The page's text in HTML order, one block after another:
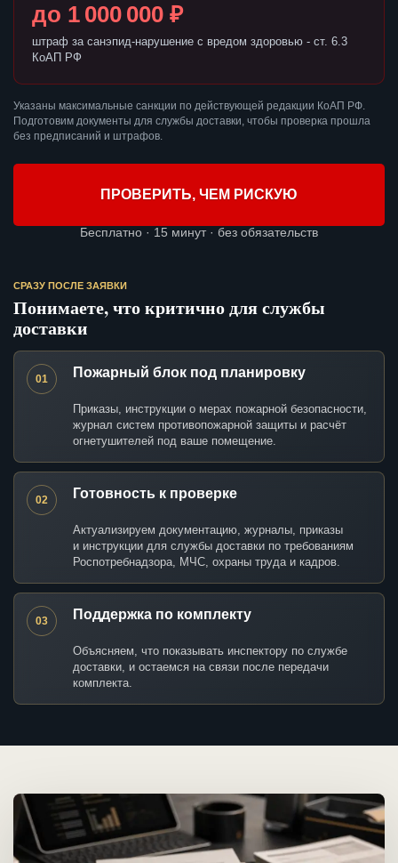
до 1 000 000 ₽
штраф за санэпид-нарушение с вредом здоровью - ст. 6.3
КоАП РФ
Указаны максимальные санкции по действующей редакции КоАП РФ.
Подготовим документы для службы доставки, чтобы проверка прошла
без предписаний и штрафов.
ПРОВЕРИТЬ, ЧЕМ РИСКУЮ
Бесплатно · 15 минут · без обязательств
СРАЗУ ПОСЛЕ ЗАЯВКИ
Понимаете, что критично для службы
доставки
01 Пожарный блок под планировку
Приказы, инструкции о мерах пожарной безопасности,
журнал систем противопожарной защиты и расчёт
огнетушителей под ваше помещение.
02 Готовность к проверке
Актуализируем документацию, журналы, приказы
и инструкции для службы доставки по требованиям
Роспотребнадзора, МЧС, охраны труда и кадров.
03 Поддержка по комплекту
Объясняем, что показывать инспектору по службе
доставки, и остаемся на связи после передачи
комплекта.